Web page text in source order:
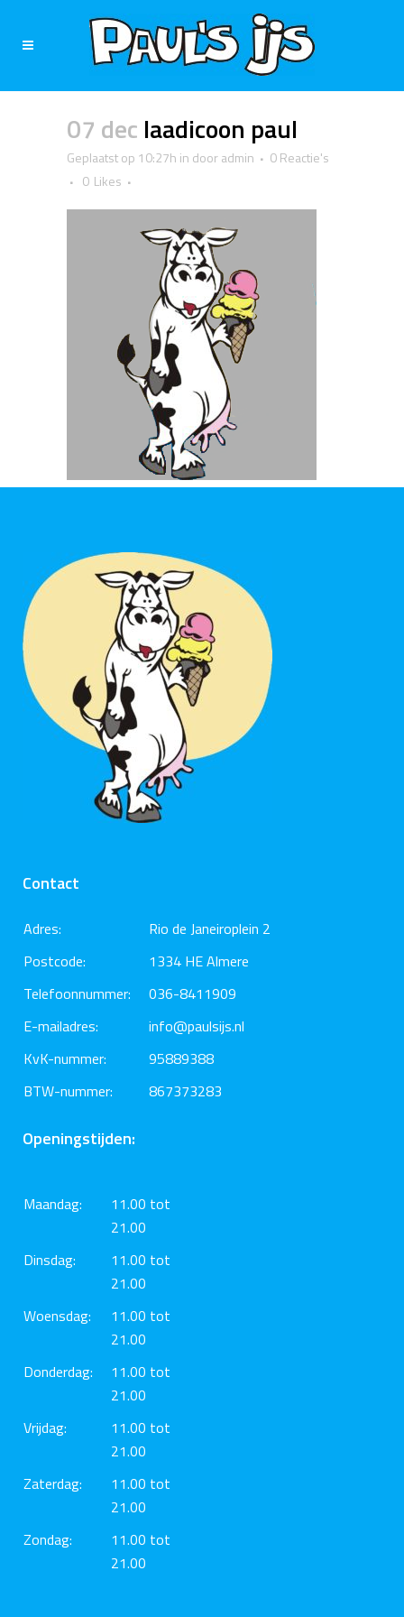
07 dec laadicoon paul
Geplaatst op 10:27h in dooradmin
0 Reactie's
0 Likes
Contact
Adres:
Rio de Janeiroplein 2
Postcode:
1334 HE Almere
Telefoonnummer:
036-8411909
E-mailadres:
info@paulsijs.nl
KvK-nummer:
95889388
BTW-nummer:
867373283
Openingstijden:
Maandag:
11.00 tot
21.00
Dinsdag:
11.00 tot
21.00
Woensdag:
11.00 tot
21.00
Donderdag:
11.00 tot
21.00
Vrijdag:
11.00 tot
21.00
Zaterdag:
11.00 tot
21.00
Zondag:
11.00 tot
21.00